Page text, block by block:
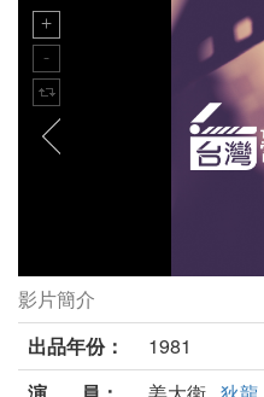
少林五祖劇照
影片簡介
出品年份：
1981